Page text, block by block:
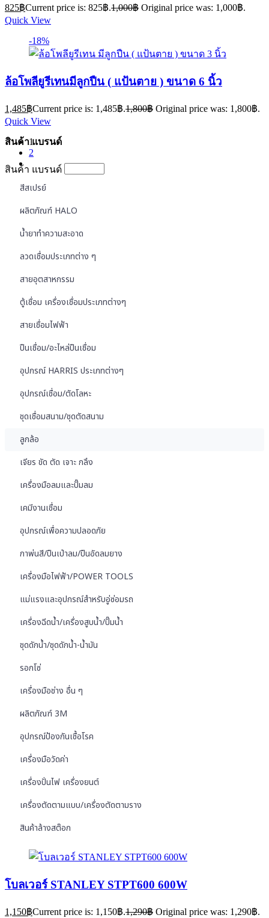
825฿Current price is: 825฿.1,000฿ Original price was: 1,000฿.
Quick View
-18%
ล้อโพลียูรีเทนมีลูกปืน ( แป้นตาย ) ขนาด 6 นิ้ว
1,485฿Current price is: 1,485฿.1,800฿ Original price was: 1,800฿.
Quick View
1
2
สินค้า แบรนด์
สินค้า แบรนด์
สีสเปรย์
ผลิตภัณฑ์ HALO
น้ำยาทำความสะอาด
ลวดเชื่อมประเภทต่าง ๆ
สายอุตสาหกรรม
ตู้เชื่อม เครื่องเชื่อมประเภทต่างๆ
สายเชื่อมไฟฟ้า
ปืนเชื่อม/อะไหล่ปืนเชื่อม
อุปกรณ์ HARRIS ประเภทต่างๆ
อุปกรณ์เชื่อม/ตัดโลหะ
ชุดเชื่อมสนาม/ชุดตัดสนาม
ลูกล้อ
เจียร ขัด ตัด เจาะ กลึง
เครื่องมือลมและปั๊มลม
เคมีงานเชื่อม
อุปกรณ์เพื่อความปลอดภัย
กาพ่นสี/ปืนเป่าลม/ปืนอัดลมยาง
เครื่องมือไฟฟ้า/POWER TOOLS
แม่แรงและอุปกรณ์สำหรับอู่ซ่อมรถ
เครื่องฉีดน้ำ/เครื่องสูบน้ำ/ปั๊มน้ำ
ชุดดักน้ำ/ชุดดักน้ำ-น้ำมัน
รอกโซ่
เครื่องมือช่าง อื่น ๆ
ผลิตภัณฑ์ 3M
อุปกรณ์ป้องกันเชื้อโรค
เครื่องมือวัดค่า
เครื่องปั่นไฟ เครื่องยนต์
เครื่องตัดตามแบบ/เครื่องตัดตามราง
สินค้าล้างสต๊อก
โบลเวอร์ STANLEY STPT600 600W
1,150฿Current price is: 1,150฿.1,290฿ Original price was: 1,290฿.